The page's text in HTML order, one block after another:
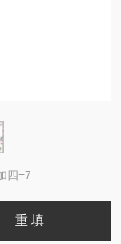
四=7